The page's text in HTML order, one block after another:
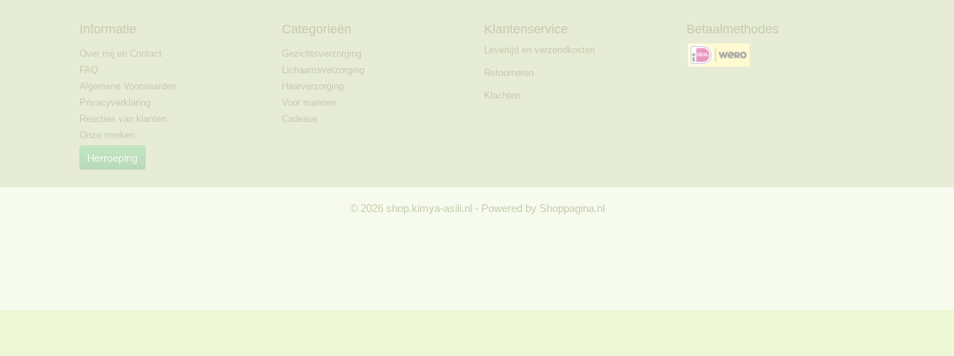
Informatie
Over mij en Contact
FAQ
Algemene Voorwaarden
Privacyverklaring
Reacties van klanten
Onze merken
Herroeping
Categorieën
Gezichtsverzorging
Lichaamsverzorging
Haarverzorging
Voor mannen
Cadeaus
Klantenservice
Levertijd en verzendkosten
Retourneren
Klachten
Betaalmethodes
© 2026 shop.kimya-asili.nl - Powered by Shoppagina.nl